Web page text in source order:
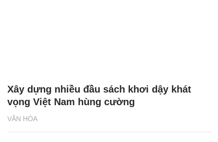
VĂN HÓA
Xây dựng nhiều đầu sách khơi dậy khát
vọng Việt Nam hùng cường